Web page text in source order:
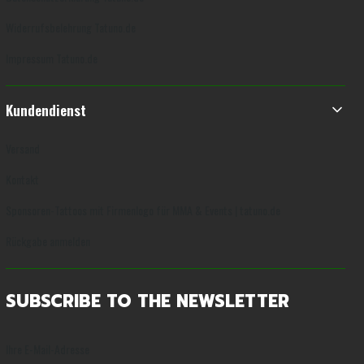
Kundendienst
SUBSCRIBE TO THE NEWSLETTER